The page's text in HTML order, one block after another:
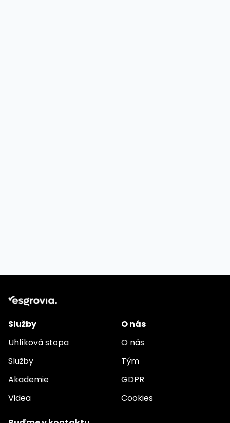
Služby
Uhlíková stopa
Služby
Akademie
Videa
O nás
O nás
Tým
GDPR
Cookies